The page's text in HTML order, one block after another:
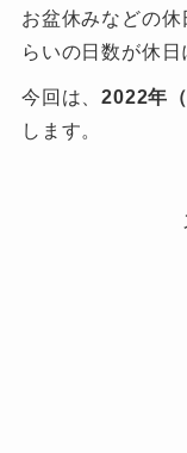
お盆休みなどの休
らいの日数が休日
今回は、2022年
します。